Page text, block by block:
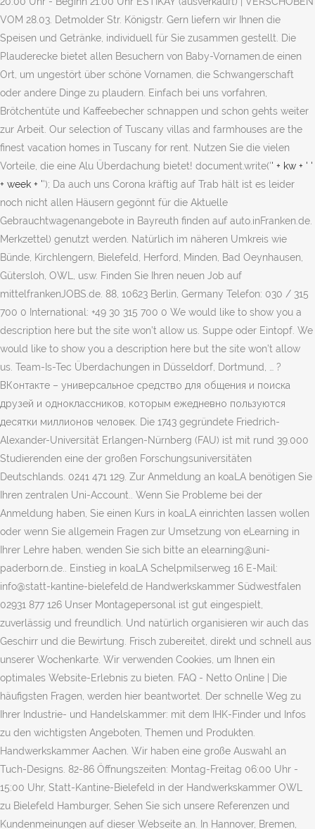
VOM 28.03. Detmolder Str. Königstr. Gern liefern wir Ihnen die
Speisen und Getränke, individuell für Sie zusammen gestellt. Die
Plauderecke bietet allen Besuchern von Baby-Vornamen.de einen
Ort, um ungestört über schöne Vornamen, die Schwangerschaft
oder andere Dinge zu plaudern. Einfach bei uns vorfahren,
Brötchentüte und Kaffeebecher schnappen und schon gehts weiter
zur Arbeit. Our selection of Tuscany villas and farmhouses are the
finest vacation homes in Tuscany for rent. Nutzen Sie die vielen
Vorteile, die eine Alu Überdachung bietet! document.write('' + kw + ' '
+ week + ''); Da auch uns Corona kräftig auf Trab hält ist es leider noch nicht allen Häusern gegönnt für die Aktuelle Gebrauchtwagenangebote in Bayreuth finden auf auto.inFranken.de. Merkzettel) genutzt werden. Natürlich im näheren Umkreis wie Bünde, Kirchlengern, Bielefeld, Herford, Minden, Bad Oeynhausen, Gütersloh, OWL, usw. Finden Sie Ihren neuen Job auf mittelfrankenJOBS.de. 88, 10623 Berlin, Germany Telefon: 030 / 315 700 0 International: +49 30 315 700 0 We would like to show you a description here but the site won’t allow us. Suppe oder Eintopf. We would like to show you a description here but the site won’t allow us. Team-Is-Tec Überdachungen in Düsseldorf, Dortmund, … ? ВКонтакте – универсальное средство для общения и поиска друзей и одноклассников, которым ежедневно пользуются десятки миллионов человек. Die 1743 gegründete Friedrich-Alexander-Universität Erlangen-Nürnberg (FAU) ist mit rund 39.000 Studierenden eine der großen Forschungsuniversitäten Deutschlands. 0241 471 129. Zur Anmeldung an koaLA benötigen Sie Ihren zentralen Uni-Account.. Wenn Sie Probleme bei der Anmeldung haben, Sie einen Kurs in koaLA einrichten lassen wollen oder wenn Sie allgemein Fragen zur Umsetzung von eLearning in Ihrer Lehre haben, wenden Sie sich bitte an elearning@uni-paderborn.de.. Einstieg in koaLA Schelpmilserweg 16 E-Mail: info@statt-kantine-bielefeld.de Handwerkskammer Südwestfalen 02931 877 126 Unser Montagepersonal ist gut eingespielt, zuverlässig und freundlich. Und natürlich organisieren wir auch das Geschirr und die Bewirtung. Frisch zubereitet, direkt und schnell aus unserer Wochenkarte. Wir verwenden Cookies, um Ihnen ein optimales Website-Erlebnis zu bieten. FAQ - Netto Online | Die häufigsten Fragen, werden hier beantwortet. Der schnelle Weg zu Ihrer Industrie- und Handelskammer: mit dem IHK-Finder und Infos zu den wichtigsten Angeboten, Themen und Produkten. Handwerkskammer Aachen. Wir haben eine große Auswahl an Tuch-Designs. 82-86 Öffnungszeiten: Montag-Freitag 06:00 Uhr - 15:00 Uhr, Statt-Kantine-Bielefeld in der Handwerkskammer OWL zu Bielefeld Hamburger, Sehen Sie sich unsere Referenzen und Kundenmeinungen auf dieser Webseite an. In Hannover, Bremen, Hamburg, … kein Problem! Aluminiumprofile mit geprüfter Sicherheit, Mitglied bei der Handwerkskammer Bielefeld. Hansastr. Einfach vorher anrufen und abholen. Öffnungszeiten: Montag-Freitag 07:00 Uhr - 19:30 Uhr, Samstag 07:00 Uhr - 14:00 Uhr, Statt-Kantine-Bielefeld im Finanzamt Herford Unsere Ausstellung befindet sich in : Eingetragen in der Handwerksrolle, Flexibles System mit optimaler Anpassung an Ihr Haus, Verbund-Sicherheitsglas (VSG) oder Polycarbonatplatten. Mit ihren fünf Fakultäten deckt sie das gesamte Spektrum der modernen Wissenschaftsdisziplinen ab – angefangen bei den Geisteswissenschaften und der Theologie über Medizin, Jura und die … 1zahnimplantate.de ist auch darauf spezialisiert, eine angemessene Beratung, Bewertung und Platzierung von Zahnimplantaten bei unseren Mund-, Kiefer- und Gesichtschirurgen anzubieten, die getestet und vertrauenswürdig sind.. Ohne längere Wartezeiten können Sie nach Rücksprache mit unseren Mund-, Kiefer- … Currywurst mit Pommes, Meldepflicht durch Bekanntgabe des Namens, Uhrzeit und Telefonnummer hinweisen. Öffentlichkeit zu öffnen. 86-90 Sie brauchen Stärkung in einer langen Besprechung? 3 - 6 Stunden täglich, Koch m/w, 450,00 Euro, geringfügig oder Vollzeit, Event- und Servicekräfte für Sonderveranstaltungen. Mobil: +49 173 1776600 Wir liefern und montieren unsere Alu-Überdachungen ohne Aufpreis in einer Entfernung von max. Öffnungszeiten: Montag-Freitag 07:00 Uhr - 14:00 Uhr, Statt-Kantine-Bielefeld in der Arbeiterwohlfahrt (AWO) Horoskop - Aktuelle Nachrichten aus Köln und der ganzen Welt Durch den Besuch dieser Webseite stimmen Sie der Nutzung von Cookies zu. 242 1,126 Followers, 631 Following, 892 Posts - See Instagram photos and videos from David Berger (@davidbergerberlin) Rufen Sie bei Fragen gerne an. Einfach. Zeitlos - Schule des Lebens Am Hoppenhof 33 Have confidence the price you're paying is … Beratung bitte nur nach telefonischer Vereinbarung. Hauskauf Franken - Alle Angebote für Häuser zum Kauf in der Region hier finden - immo.inFranken.de. und besuchen Sie uns auf facebook. Telefon: +49 5221 1881389 Stieghorster Str. Fon 0 52 23 - 655 04 32 Mit der eBay-App hast du immer Zugriff auf Angebote, Bestellungen & beobachtete Artikel. Telefon: +49 521 9257208 Telefon: +49 521 5608590 Telefon 0 52 23 – 655 04 32 Sonntag, den 07. 0221 2022 346. Dann packen wir Ihr Essen natürlich sorgfältig ein. Genießen Sie täglich die Frische undAbwechslung Ihrer Statt-Kantine! Im Sommer wird der Wagen bei hohen Temperaturen unter dem Carport kühl gehalten, sodass die Wärme im Auto entsprechend erträglich bleibt. PANDA ist währendessen nicht verfügbar. Schreiben Sie uns über das Kontaktfomular. 32051 Herford Wir verwenden pulverbeschichtete Aluminiumprofile und als Dacheindeckung Verbundsicherheitsglas oder 16mm Polycarbonatplatten; alles „Made in Germany“. 32584 Löhne, Königstr. Dingerdisser Str. Fachberater (m/w/d) Wein/Sekt/Spirituosen in unserer GenießerWelt Stellennummer 6273 an unserem Standort in Posthausen, veröffentlicht am 12.01.2021 Die Hotline ist werktags von 8 bis 17 Uhr (freitags 8 bis 15:30 Uhr) freigeschaltet. E-Mail: info@statt-kantine-bielefeld.de täglich mehrere Gerichte ab 4,50 Euro zur Auswahl. Gern stellen wir Ihnen Meetingplatten mit Brötchen, Gebäck und Kaffee oder Fingerfoodplatten abholbereit Kostenfreie Montage im Umkreis von 300 km rund um PLZ 32584. Hergestellt in Deutschland. der Warenkorb), sowie solche, die lediglich zu anonymen Statistikzwecken oder beispielsweise für Komforteinstellungen (z.B. 33104 Paderborn Mit unserem flexiblen System passen wir Ihre Überdachung optimal an die Umgebung Ihres Hauses an. Handwerkskammer Münster 0251 5203 888: Handwerkskammer Ostwestfalen-Lippe zu Bielefeld. Terrassenüberdachungen Alu & Glas (VSG) o. Doppelstegplatten. Alles zum Thema Corona-Pandemie. Multiscreen - So geht smartes Fernsehen heute Mit TV-Streaming über Zattoo läuft dein TV-Programm live und zeitversetzt einfach über das Internet auf deinem TV-Gerät. Telefon: +49 521 9876518 E-Mail: info@statt-kantine-bielefeld.de Unser Lieferant ist nach DIN EN 1090 – wie es gesetzlich vorgeschrieben ist- zertifiziert. Unsere Dienstleistungen im Bereich Zahnimplantate. E-Mail: info@statt-kantine-bielefeld.de oder liefern bei Vorbestellung. Telefon: +49 5221 985421 Näheres können Sie unserem Datenschutz entnehmen. Diese Website benutzt Cookies. Zoomalia.es es la tienda para mascotas online a precios de escándalo que te ofrece más de 100 000 referencias en alimentación, comida, productos y accesorios para animales. Mathelounge ist die größte Webseite für Fragen und Antworten zur Mathematik. Hersteller von Terrassenüberdachungen und Wintergärten aus Aluminium oder Stahlprofilen sind seit Juli 2014 verpflichtet nach DIN EN 1090 zertifiziert zu sein. März 2021 können sich Studierende und Studieninteressierte der Universitäten Bielefeld und Paderborn, der Fachhochschule Bielefeld, der Hochschule Ostwestfalen-Lippe sowie der Hochschule für Musik Detmold um ein Sozialstipendium der Stiftung Studienfonds OWL bewerben. Bürozeiten: Montag-Mittwoch von 09:00 - 13:00 Uhr, Frühstück (Zubereitung und Verkauf), in der Zeit von 07:00 Uhr - 10:00 Uhr, Speisenausgabe, in der Zeit von 11:30 Uhr - 13:30 Uhr, Kasse, in der Zeit von 11:45 Uhr - 13:30 Uhr, Küche/Produktion, ca. Statt-Kantine-Bielefeld Bistro Einfach kostenlos die App herunterladen, ins eBay-Konto einloggen und los geht's. Vom 1. Handwerkskammer Düsseldorf. Nur Firmen die in der Handwerksrolle eingetragen sind dürfen Überdachungen montieren. Ja! 0211 8795 555. Unter der Telefonnummer 0251 707-111 informieren Finanzierungsexperten über öffentliche Förderprogramme und geben Tipps fürs weitere Vorgehen. Öffnungszeiten: Montag-Freitag 07:00 Uhr - 14:00 Uhr, Statt-Kantine-Bielefeld im DHL Frachtzentrum Bielefeld Seit mehr als 10 Jahren steht Team-Is-Tec seinen Kunden beim Thema Überdachungen mit Beratung, Verkauf und Montage von Alu-Überdachungen, Terrassenüberdachungen und Carports zur Seite. 33605 Bielefeld Liebe Grüße vom Statt-Kantinen Team in Herford, Bielefeld und Paderborn - bleiben Sie gesund. Telefon: +49 521 9216-404 & 11.06.20 DHL Frachtzentrum in Bielefeld und unser Bistro sind noch Gute Unterhaltung jeden Tag den ganzen Tag! Oder Sie gönnen sich ein wenig Zeit und frühstücken direkt bei uns. Mail info@team-is-tec.de, Ausstellung: E-Mail: info@statt-kantine-bielefeld.de, Für Ihr Meeting, Ihr Event oder Ihren Betrieb. Handwerkskammer zu Köln. Auch unser Cateringbereich ist im vollen Umfang möglich. Oder wechseln Sie zu dieser Seite bezüglich weiterer Informationen über CAD und Möglichkeiten, ein CAD-Modell zu finden. 32051 Herford Anmeldung. 3, Stuttgart Rechtliche Info: Wir fassen in diesem Dokument ausschließlich Erfahrungen von … 32049 Herford Slider bewegen left Slider bewegen right Alle Ergebnisse Ganze Sendungen Bonusmaterial. 33613 Bielefeld Smarter shoppen mit der eBay-App. Auf der regionalen Jobbörse von inFranken finden Sie alle Stellenangebote in Coburg und Umgebung | Suchen - Finden - Bewerben und dem Traumjob in Coburg ein Stück näher kommen mit jobs.infranken.de! We would like to show you a description here but the site won’t allow us. nicht zugänglich. 200 km Fahrtstrecke ab PLZ 32584! 0231 5493 397. Öffnungszeiten: Montag-Freitag 07:30 Uhr - 14:00 Uhr, Statt-Kantine-Bielefeld in der Kantar S